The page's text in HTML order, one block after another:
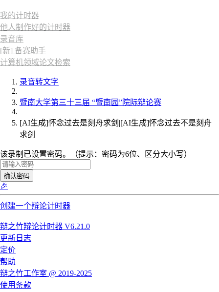
我的计时器
他人制作好的计时器
录音库
[新] 备赛助手
计算机领域论文检索
录音转文字
暨南大学第三十三届 “暨南园”院际辩论赛
[AI生成]怀念过去是刻舟求剑|[AI生成]怀念过去不是刻舟
求剑
该录制已设置密码。（提示：密码为6位、区分大小写）
确认密码
🎉
创建一个辩论计时器
辩之竹辩论计时器 V6.21.0
更新日志
定价
帮助
辩之竹工作室 @ 2019-2025
使用条款